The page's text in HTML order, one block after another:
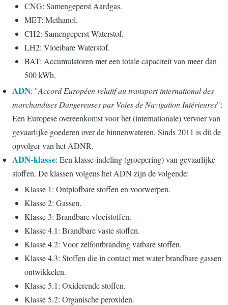
CNG: Samengeperst Aardgas.
MET: Methanol.
CH2: Samengeperst Waterstof.
LH2: Vloeibare Waterstof.
BAT: Accumulatoren met een totale capaciteit van meer dan
500 kWh.
ADN: "Accord Européen relatif au transport international des
marchandises Dangereuses par Voies de Navigation Intérieures":
Een Europese overeenkomst voor het (internationale) vervoer van
gevaarlijke goederen over de binnenwateren. Sinds 2011 is dit de
opvolger van het ADNR.
ADN-klasse: Een klasse-indeling (groepering) van gevaarlijke
stoffen. De klassen volgens het ADN zijn de volgende:
Klasse 1: Ontplofbare stoffen en voorwerpen.
Klasse 2: Gassen.
Klasse 3: Brandbare vloeistoffen.
Klasse 4.1: Brandbare vaste stoffen.
Klasse 4.2: Voor zelfontbranding vatbare stoffen.
Klasse 4.3: Stoffen die in contact met water brandbare gassen
ontwikkelen.
Klasse 5.1: Oxiderende stoffen.
Klasse 5.2: Organische peroxiden.